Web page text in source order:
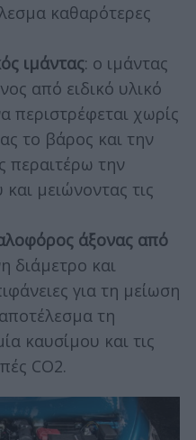
καθαρότερες
ιμάντας: ο ιμάντας
από ειδικό υλικό
περιστρέφεται χωρίς
το βάρος και την
περαιτέρω την
μειώνοντας τις
άξονας από
διάμετρο και
για τη μείωση
τη
καυσίμου και τις
CO2.